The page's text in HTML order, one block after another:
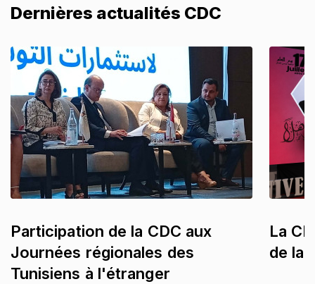
Dernières actualités CDC
Participation de la CDC aux
Journées régionales des
Tunisiens à l'étranger
La
de la